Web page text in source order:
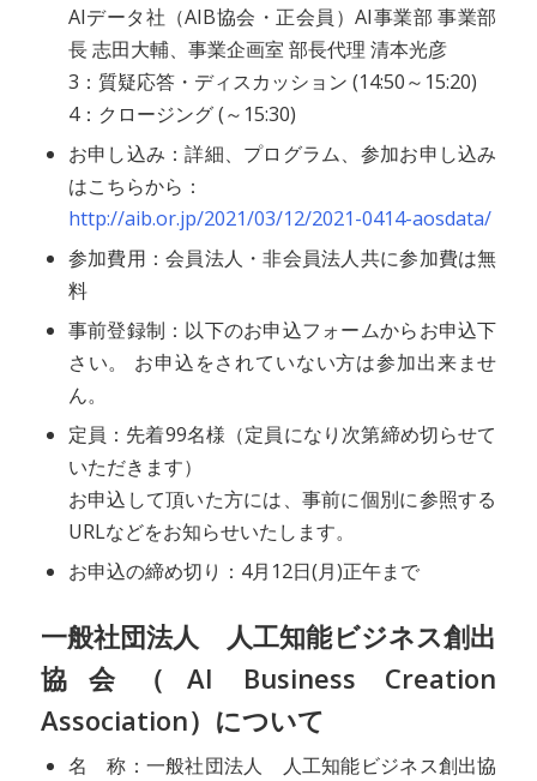
AIデータ社（AIB協会・正会員）AI事業部 事業部
長 志田大輔、事業企画室 部長代理 清本光彦
3：質疑応答・ディスカッション (14:50～15:20)
4：クロージング (～15:30)
お申し込み：詳細、プログラム、参加お申し込み
はこちらから：
http://aib.or.jp/2021/03/12/2021-0414-aosdata/
参加費用：会員法人・非会員法人共に参加費は無
料
事前登録制：以下のお申込フォームからお申込下
さい。 お申込をされていない方は参加出来ませ
ん。
定員：先着99名様（定員になり次第締め切らせて
いただきます）
お申込して頂いた方には、事前に個別に参照する
URLなどをお知らせいたします。
お申込の締め切り：4月12日(月)正午まで
一般社団法人 人工知能ビジネス創出
協会（AI Business Creation
Association）について
名 称：一般社団法人 人工知能ビジネス創出協